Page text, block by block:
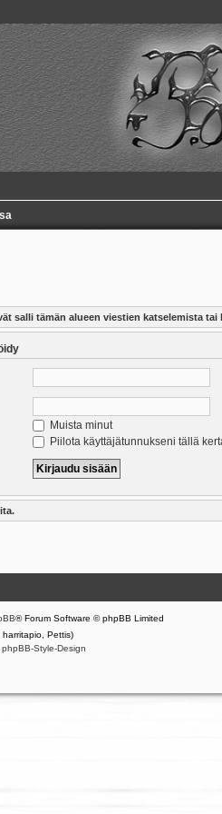
salli tämän alueen viestien katselemista tai
Muista minut
Piilota käyttäjätunnukseni tällä
® Forum Software © phpBB Limited
Pettis)
phpBB-Style-Design